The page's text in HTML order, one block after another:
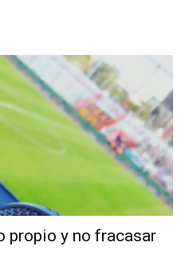
propio y no fracasar